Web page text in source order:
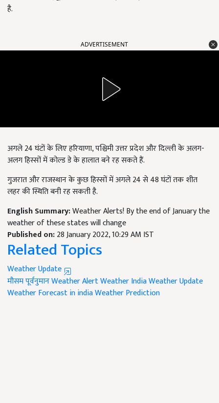
है.
ADVERTISEMENT
अगले 24 घंटों के लिए हरियाणा, पश्चिमी उत्तर प्रदेश और दिल्ली के अलग-
अलग हिस्सों में कोल्ड डे के हालात बने रह सकते हैं.
गुजरात और राजस्थान के कुछ हिस्सों में अगले 24 से 48 घंटों तक शीत
लहर की स्थिति बनी रह सकती है.
English Summary:Weather Alerts! By the end of January the
weather of these states will change
Published on:28 January 2022, 10:29 AM IST
Related Topics
Weather Update
मौसम पूर्वनुमानWeather AlertWeather IndiaWeather Update
Weather Forecast in indiaWeather Prediction